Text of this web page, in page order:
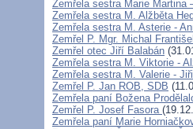
Zemřela sestra Marie Martina
Zemřela sestra M. Alžběta
Zemřela sestra M. Asterie -
Zemřel P. Mgr. Michal
Zemřel otec Jiří Balabán
Zemřela sestra M. Viktorie -
Zemřela sestra M. Valerie -
Zemřel P. Jan ROB, SDB
Zemřela paní Božena
Zemřel P. Josef Fasora
Zemřela paní Marie